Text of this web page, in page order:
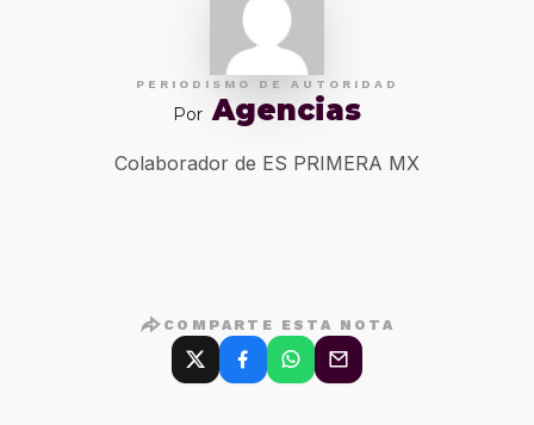
PERIODISMO DE AUTORIDAD
Por Agencias
Colaborador de ES PRIMERA MX
COMPARTE ESTA NOTA